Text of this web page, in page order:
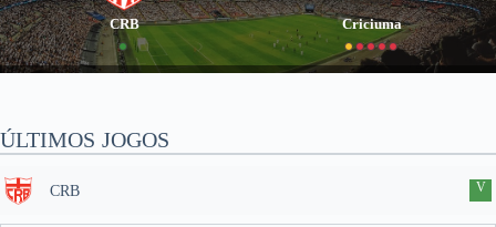
CRB Criciuma
ÚLTIMOS JOGOS
CRB V